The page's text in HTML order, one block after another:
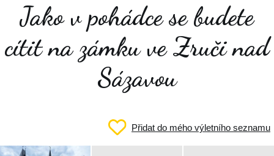
Jako v pohádce se budete
cítit na zámku ve Zruči nad
Sázavou
Přidat do mého výletního seznamu